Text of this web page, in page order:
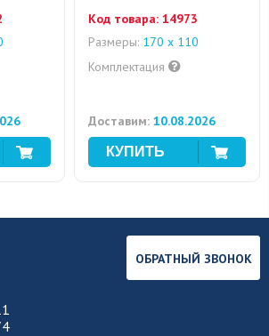
Код товара: 14973
Размеры: 170 x 110
Комплектация
Доставим: 10.08.2026
ОБРАТНЫЙ ЗВОНОК